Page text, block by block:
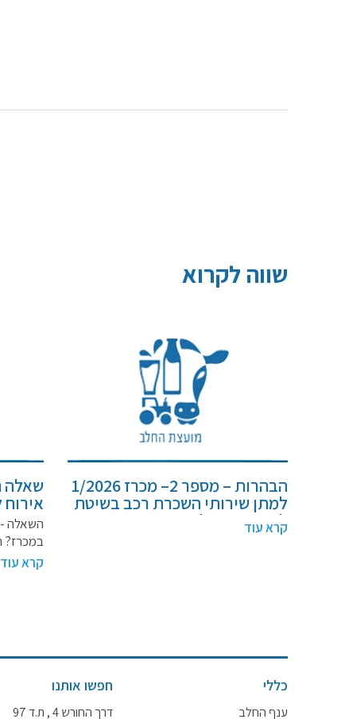
שווה לקרוא
הבהרות – מספר 2– מכרז 1/2026
למתן שירותי השכרת רכב בשיטת
ליסינג תפעולי
קרא עוד
שאלה
עבור
מכרז
השאלה
קרא עוד
כללי
ענף החלב
חפשו אותנו
דרך החורש 4 , ת.ד 97